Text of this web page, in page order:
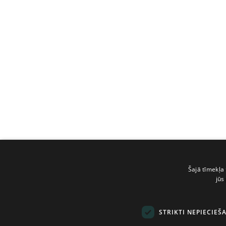
Šajā
STRIKTI